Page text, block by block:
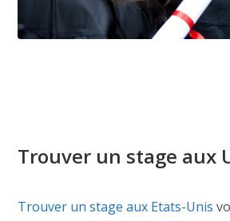
Trouver un stage aux
Trouver un stage aux Etats-Unis